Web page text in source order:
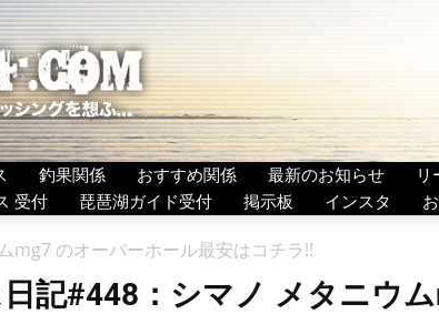
BeWAF
(ビ
ワ
エ
フ）
釣果関係 おすすめ関係 最新のお知らせ
受付
琵琶湖ガイド受付 掲示板 インスタ
mg7 のオーバーホール最安はコチラ!!
記#448：シマノ メタニウ